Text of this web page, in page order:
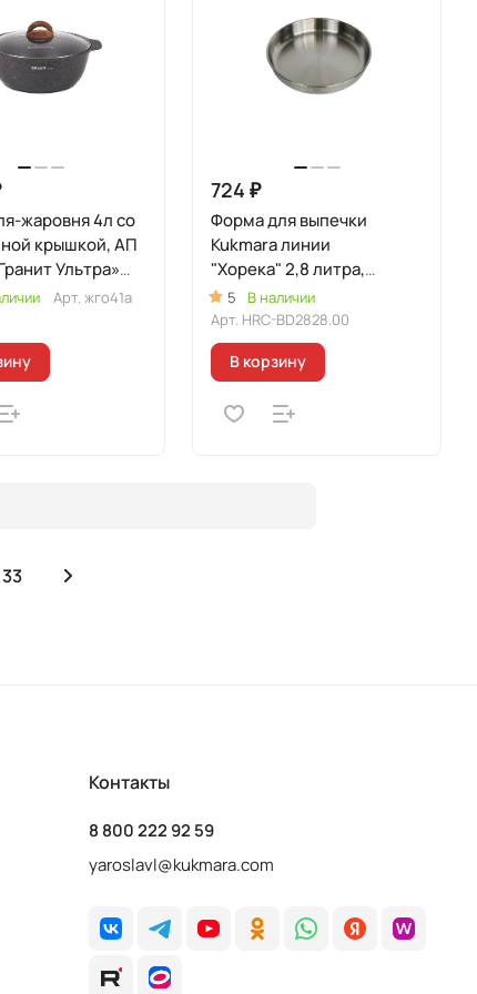
жаровня 4л со
крышкой, АП
Ультра»
Арт. жго41а
724 ₽
Форма для выпечки
Kukmara линии
"Хорека" 2,8 литра,
диаметром 28см
5
В наличии
Арт. HRC-BD2828.00
В корзину
33
Контакты
8 800 222 92 59
yaroslavl@kukmara.com